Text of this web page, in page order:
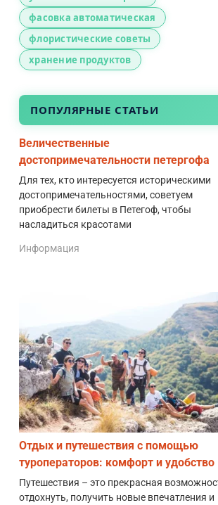
фасовка автоматическая
флористические советы
хранение продуктов
ПОПУЛЯРНЫЕ СТАТЬИ
Величественные
достопримечательности петергофа
Для тех, кто интересуется историческими
достопримечательностями, советуем
приобрести билеты в Петегоф, чтобы
насладиться красотами
Информация
Отдых и путешествия с помощью
туроператоров: комфорт и удобство
Путешествия – это прекрасная
отдохнуть, получить новые впечатления и